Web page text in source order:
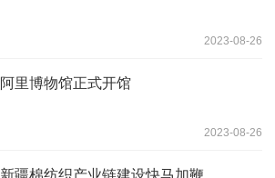
2023-08-26
阿里博物馆正式开馆
2023-08-26
新疆棉纺织产业链建设快马加鞭